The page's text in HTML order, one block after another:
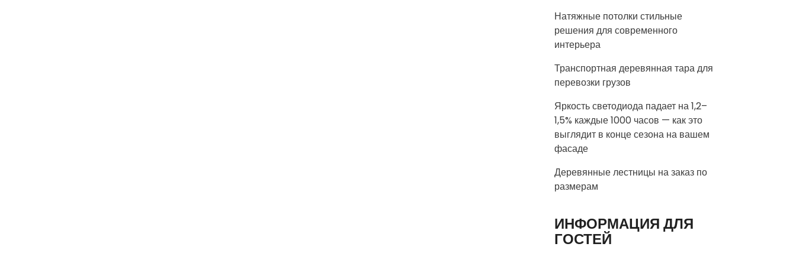
Натяжные потолки стильные
решения для современного
интерьера
Транспортная деревянная тара для
перевозки грузов
Яркость светодиода падает на 1,2–
1,5% каждые 1000 часов — как это
выглядит в конце сезона на вашем
фасаде
Деревянные лестницы на заказ по
размерам
ИНФОРМАЦИЯ ДЛЯ
ГОСТЕЙ